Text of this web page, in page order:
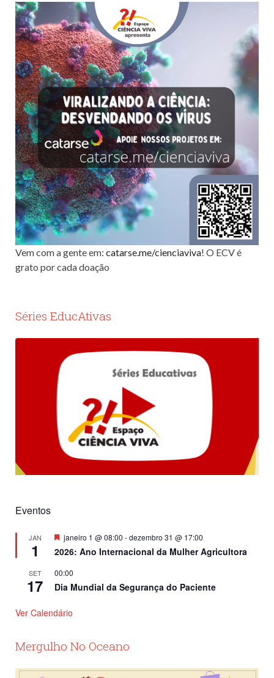
Vem com a gente em: catarse.me/cienciaviva! O ECV é
grato por cada doação
Séries EducAtivas
Eventos
JAN
1
Destacado
janeiro 1 @ 08:00 -dezembro 31 @ 17:00
2026: Ano Internacional da Mulher Agricultora
SET
17
00:00
Dia Mundial da Segurança do Paciente
Ver Calendário
Mergulho No Oceano